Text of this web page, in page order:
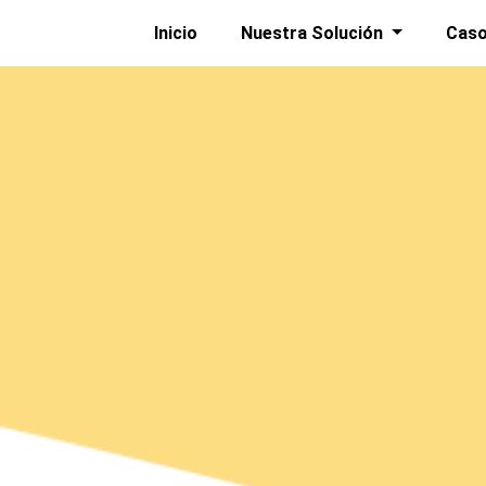
Inicio Nuestra Solución